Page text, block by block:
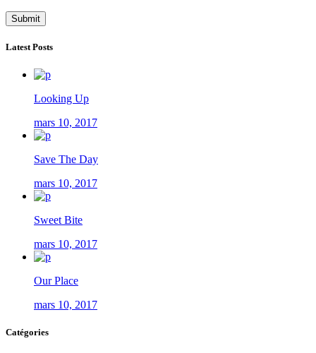
Latest Posts
Looking Up
mars 10, 2017
Save The Day
mars 10, 2017
Sweet Bite
mars 10, 2017
Our Place
mars 10, 2017
Catégories